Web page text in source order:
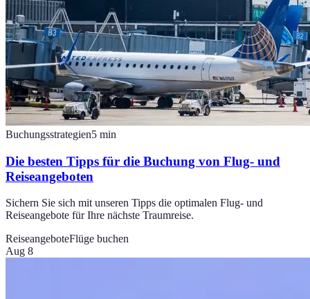
Buchungsstrategien5 min
Die besten Tipps für die Buchung von Flug- und
Reiseangeboten
Sichern Sie sich mit unseren Tipps die optimalen Flug- und
Reiseangebote für Ihre nächste Traumreise.
ReiseangeboteFlüge buchen
Aug 8